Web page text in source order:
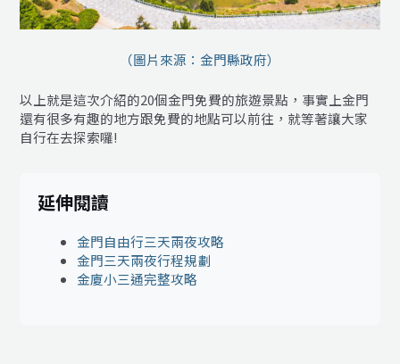
（圖片來源：金門縣政府）
以上就是這次介紹的20個金門免費的旅遊景點，事實上金門
還有很多有趣的地方跟免費的地點可以前往，就等著讓大家
自行在去探索囉!
延伸閱讀
金門自由行三天兩夜攻略
金門三天兩夜行程規劃
金廈小三通完整攻略